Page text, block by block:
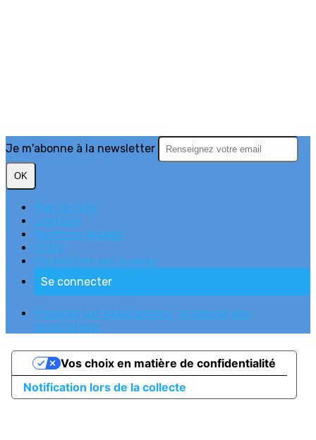
Je m'abonne à la newsletter
OK
Plan du site
Licences
Mentions légales
CGUV
Paramétrer vos cookies
Se connecter
Propulsé par AssoConnect, le logiciel des
associations
Notification lors de la collecte
Vos choix en matière de confidentialité